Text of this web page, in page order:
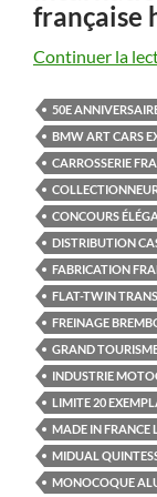
française
Continuer la
50E
BMW ART CARS
CARROSSERIE
CONCOURS
DISTRIBUTION
FABRICATION
FLAT-TWIN
FREINAGE
GRAND
INDUSTRIE
LIMITE 20
MADE IN FRANCE
MIDUAL
MONOCOQUE